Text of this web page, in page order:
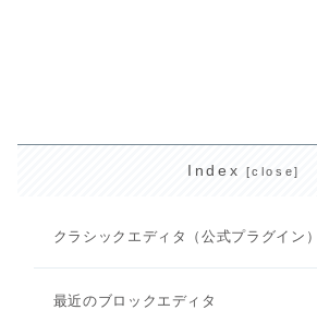
Index
クラシックエディタ（公式プラグイン
最近のブロックエディタ